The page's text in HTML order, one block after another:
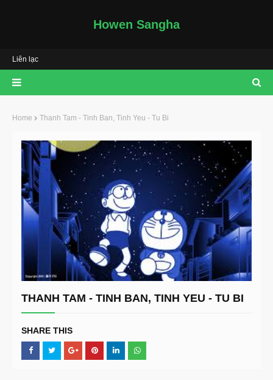
Howen Sangha
Liên lạc
Home Thanh Tam - Tinh Ban, Tinh Yeu - Tu Bi
THANH TAM - TINH BAN, TINH YEU - TU BI
SHARE THIS